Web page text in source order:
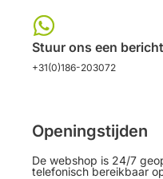
Stuur ons een bericht
+31(0)186-203072
Openingstijden
De webshop is 24/7
telefonisch bereikbaar